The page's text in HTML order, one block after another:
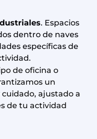
. Espacios
dentro de naves
específicas de
de oficina o
un
ajustado a
de tu actividad